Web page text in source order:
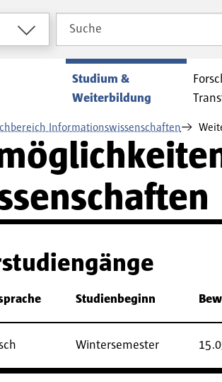
Suche
Studium &
Weiterbildung
Informationswissenschaften
Studienbeginn
Wintersemester